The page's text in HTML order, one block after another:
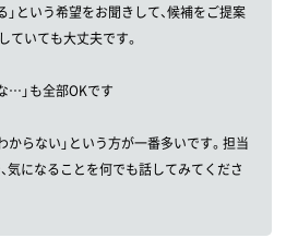
」という希望をお聞きして、候補をご提案
ていても大丈夫です。
…」も全部OKです
からない」という方が一番多いです。担当
気になることを何でも話してみてくださ